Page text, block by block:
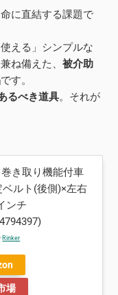
に直結する課題で
える」シンプルな
ね備えた、被介助
です。
るべき道具。それが
き取り機能付車
ベルト(後側)×左右
ンチ
Rinker
場